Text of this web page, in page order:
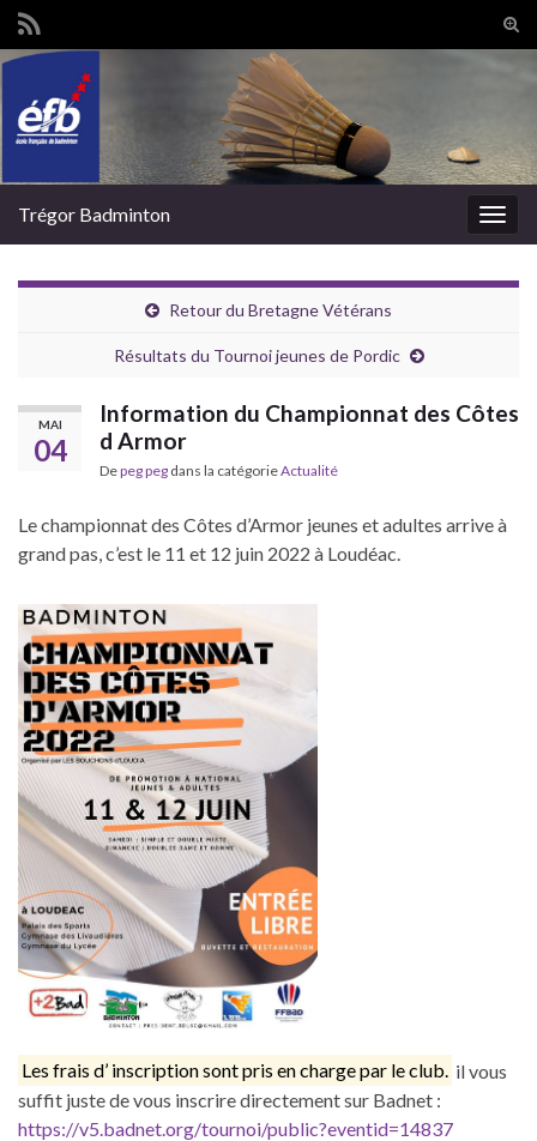
Trégor Badminton
Retour du Bretagne Vétérans
Résultats du Tournoi jeunes de Pordic
MAI
04
Information du Championnat des Côtes
d Armor
Depeg peg dans la catégorieActualité
Le championnat des Côtes d’Armor jeunes et adultes arrive à
grand pas, c’est le 11 et 12 juin 2022 à Loudéac.
Les frais d’ inscription sont pris en charge par le club. il vous
suffit juste de vous inscrire directement sur Badnet :
https://v5.badnet.org/tournoi/public?eventid=14837